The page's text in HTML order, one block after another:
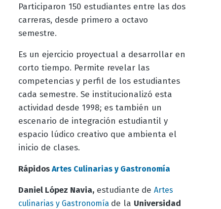
Participaron 150 estudiantes entre las dos
carreras, desde primero a octavo
semestre.
Es un ejercicio proyectual a desarrollar en
corto tiempo. Permite revelar las
competencias y perfil de los estudiantes
cada semestre. Se institucionalizó esta
actividad desde 1998; es también un
escenario de integración estudiantil y
espacio lúdico creativo que ambienta el
inicio de clases.
Rápidos Artes Culinarias y Gastronomía
Daniel López Navia,estudiante de Artes
culinarias y Gastronomía de la Universidad